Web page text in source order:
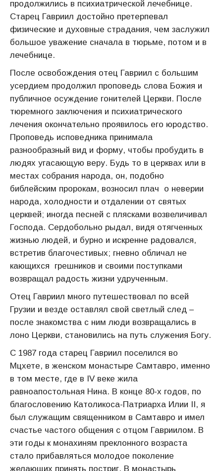
продолжились в психиатрической лечебнице.
Старец Гавриил достойно претерпевал
физические и духовные страдания, чем заслужил
большое уважение сначала в тюрьме, потом и в
лечебнице.
После освобождения отец Гавриил с большим
усердием продолжил проповедь слова Божия и
публичное осуждение гонителей Церкви. После
тюремного заключения и психиатрического
лечения окончательно проявилось его юродство.
Проповедь исповедника принимала
разнообразный вид и форму, чтобы пробудить в
людях угасающую веру. Будь то в церквах или в
местах собрания народа, он, подобно
библейским пророкам, возносил плач о неверии
народа, холодности и отдалении от святых
церквей; иногда песней с плясками возвеличивал
Господа. Сердобольно рыдал, видя отягченных
жизнью людей, и бурно и искренне радовался,
встретив благочестивых; гневно обличал не
кающихся грешников и своими поступками
возвращал радость жизни удрученным.
Отец Гавриил много путешествовал по всей
Грузии и везде оставлял свой светлый след –
после знакомства с ним люди возвращались в
лоно Церкви, становились на путь служения Богу.
С 1987 года старец Гавриил поселился во
Мцхете, в женском монастыре Самтавро, именно
в том месте, где в IV веке жила
равноапостольная Нина. В конце 80-х годов, по
благословению Католикоса-Патриарха Илии II, я
был служащим священником в Самтавро и имел
счастье частого общения с отцом Гавриилом. В
эти годы к монахиням преклонного возраста
стало прибавляться молодое поколение
желающих принять постриг. В монастырь